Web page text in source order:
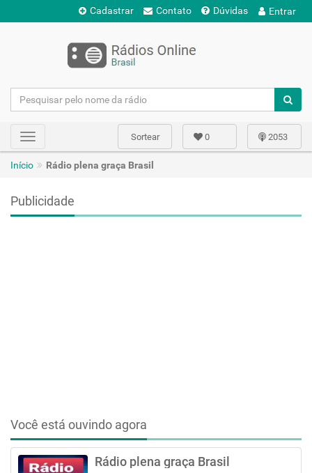
Cadastrar Contato Dúvidas Entrar
Toggle
navigation
2053
0
Sortear
Início Rádio plena graça Brasil
Publicidade
Você está ouvindo agora
Rádio plena graça Brasil